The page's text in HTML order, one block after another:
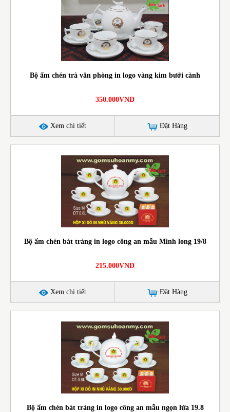
Bộ ấm chén trà văn phòng in logo vàng kim bưởi cành
350.000VND
Xem chi tiết Đặt Hàng
Bộ ấm chén bát tràng in logo công an mẫu Minh long 19/8
215.000VND
Xem chi tiết Đặt Hàng
Bộ ấm chén bát tràng in logo công an mẫu ngọn lửa 19.8